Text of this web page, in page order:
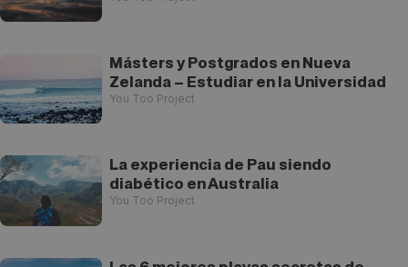
Másters y Postgrados en Nueva
Zelanda – Estudiar en la Universidad
You Too Project
La experiencia de Pau siendo
diabético en Australia
You Too Project